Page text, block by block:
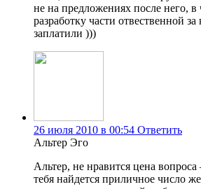
не на предложениях после него, в
разработку части отвественной
заплатили )))
26 июля 2010 в 00:54 Ответить
Альтер Эго
Альтер, не нравится цена
тебя найдется приличное число